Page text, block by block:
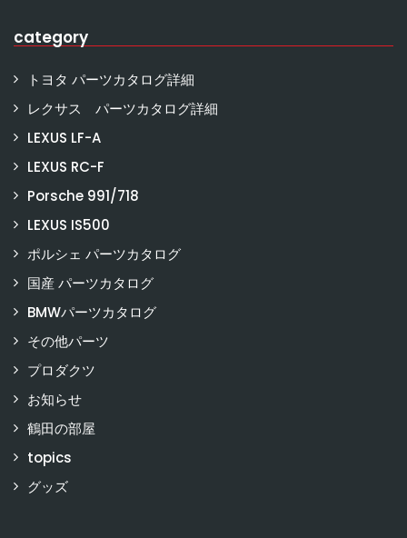
category
トヨタ パーツカタログ詳細
レクサス パーツカタログ詳細
LEXUS LF-A
LEXUS RC-F
Porsche 991/718
LEXUS IS500
ポルシェ パーツカタログ
国産 パーツカタログ
BMWパーツカタログ
その他パーツ
プロダクツ
お知らせ
鶴田の部屋
topics
グッズ